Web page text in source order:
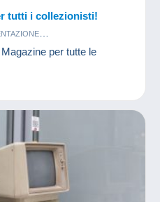
tutti i collezionisti!
CARTOLINE
CINEMA
TELEFONICHE
DOCUMENTI
per tutte le